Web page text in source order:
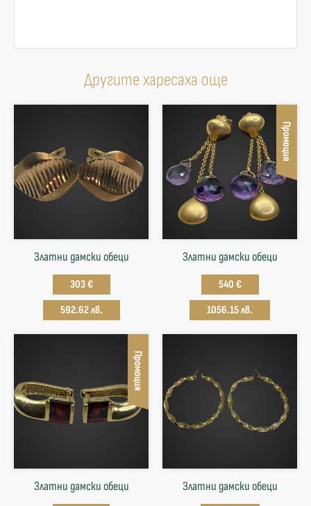
Другите харесаха още
Златни дамски обеци
303 €
592.62 лв.
Промоция
Златни дамски обеци
540 €
1056.15 лв.
Промоция
Златни дамски обеци Златни дамски обеци